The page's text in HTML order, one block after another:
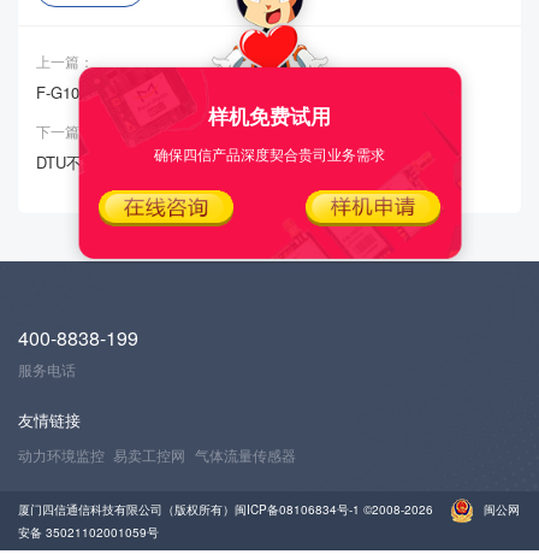
上一篇：
F-G100远程控制PLC不生效
下一篇：
DTU不上线
400-8838-199
服务电话
友情链接
动力环境监控 易卖工控网 气体流量传感器
厦门四信通信科技有限公司（版权所有） 闽ICP备08106834号-1 ©2008-2026
闽公网
安备 35021102001059号
样机免费试用
确保四信产品深度契合贵司业务需求